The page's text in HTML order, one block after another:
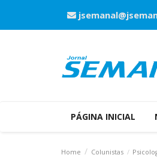
PÁGINA INICIAL
Home Colunistas